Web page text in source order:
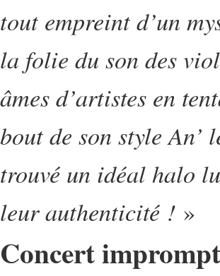
tout empreint d’un
la folie du son des
âmes d’artistes en
bout de son style An’
trouvé un idéal halo
leur authenticité ! »
Concert